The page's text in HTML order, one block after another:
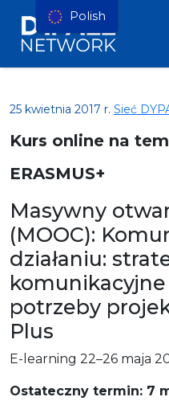
25 kwietnia 2017 r. Sieć
Kurs online na
ERASMUS+
Masywny
(MOOC):
działaniu:
komunikacyjne
potrzeby
Plus
E-learning 22–26 maja
Ostateczny termin: 7
Polish